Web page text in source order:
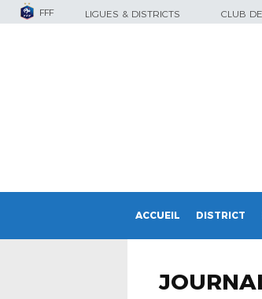
FFF LIGUES & DISTRICTS CLUB
ACCUEIL DISTRICT